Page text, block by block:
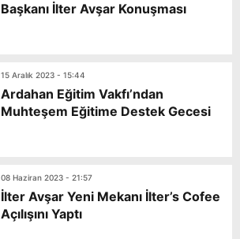
Başkanı İlter Avşar Konuşması
15 Aralık 2023 - 15:44
Ardahan Eğitim Vakfı’ndan
Muhteşem Eğitime Destek Gecesi
08 Haziran 2023 - 21:57
İlter Avşar Yeni Mekanı İlter’s Cofee
Açılışını Yaptı